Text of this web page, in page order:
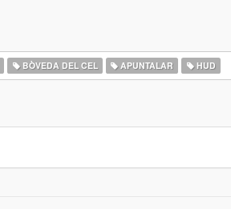
BÒVEDA DEL CEL APUNTALAR HUD